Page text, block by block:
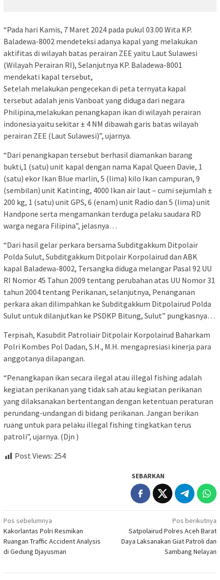
“Pada hari Kamis, 7 Maret 2024 pada pukul 03.00 Wita KP.
Baladewa-8002 mendeteksi adanya kapal yang melakukan
aktifitas di wilayah batas perairan ZEE yaitu Laut Sulawesi
(Wilayah Perairan RI), Selanjutnya KP. Baladewa-8001
mendekati kapal tersebut,
Setelah melakukan pengecekan di peta ternyata kapal
tersebut adalah jenis Vanboat yang diduga dari negara
Philipina,melakukan penangkapan ikan di wilayah perairan
indonesia yaitu sekitar ± 4 NM dibawah garis batas wilayah
perairan ZEE (Laut Sulawesi)”, ujarnya.
“Dari penangkapan tersebut berhasil diamankan barang
bukti,1 (satu) unit kapal dengan nama Kapal Queen Davie, 1
(satu) ekor Ikan Blue marlin, 5 (lima) kilo Ikan campuran, 9
(sembilan) unit Katinting, 4000 Ikan air laut – cumi sejumlah ±
200 kg, 1 (satu) unit GPS, 6 (enam) unit Radio dan 5 (lima) unit
Handpone serta mengamankan terduga pelaku saudara RD
warga negara Filipina”, jelasnya…
“Dari hasil gelar perkara bersama Subditgakkum Ditpolair
Polda Sulut, Subditgakkum Ditpolair Korpolairud dan ABK
kapal Baladewa-8002, Tersangka diduga melangar Pasal 92 UU
RI Nomor 45 Tahun 2009 tentang perubahan atas UU Nomor 31
tahun 2004 tentang Perikanan, selanjutnya, Penanganan
perkara akan dilimpahkan ke Subditgakkum Ditpolairud Polda
Sulut untuk dilanjutkan ke PSDKP Bitung, Sulut” pungkasnya…
Terpisah, Kasubdit Patroliair Ditpolair Korpolairud Baharkam
Polri Kombes Pol Dadan, S.H., M.H. mengapresiasi kinerja para
anggotanya dilapangan.
“Penangkapan ikan secara ilegal atau illegal fishing adalah
kegiatan perikanan yang tidak sah atau kegiatan perikanan
yang dilaksanakan bertentangan dengan ketentuan peraturan
perundang-undangan di bidang perikanan. Jangan berikan
ruang untuk para pelaku illegal fishing tingkatkan terus
patroli”, ujarnya. (Djn )
Post Views: 254
SEBARKAN
Navigasi
pos
Pos sebelumnya
Kakorlantas Polri Resmikan
Ruangan Traffic Accident Analysis
di Gedung Djayusman
Pos berikutnya
Satpolairud Polres Aceh Barat
Daya Laksanakan Giat Patroli dan
Sambang Nelayan